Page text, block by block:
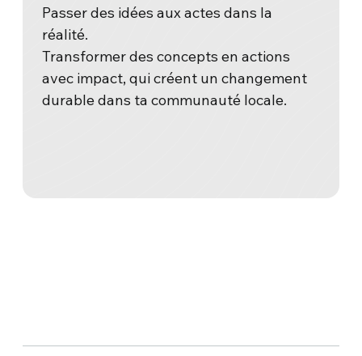
Passer des idées aux actes dans la
réalité.
Transformer des concepts en actions
avec impact, qui créent un changement
durable dans ta communauté locale.